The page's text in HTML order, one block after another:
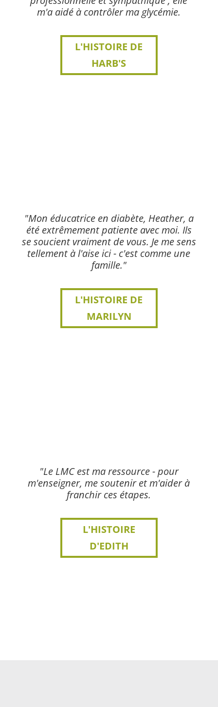
m'a aidé à contrôler ma glycémie.
L'HISTOIRE DE
HARB'S
"Mon éducatrice en diabète, Heather, a
été extrêmement patiente avec moi. Ils
se soucient vraiment de vous. Je me sens
tellement à l'aise ici - c'est comme une
famille."
L'HISTOIRE DE
MARILYN
"Le LMC est ma ressource - pour
m'enseigner, me soutenir et m'aider à
franchir ces étapes.
L'HISTOIRE
D'EDITH